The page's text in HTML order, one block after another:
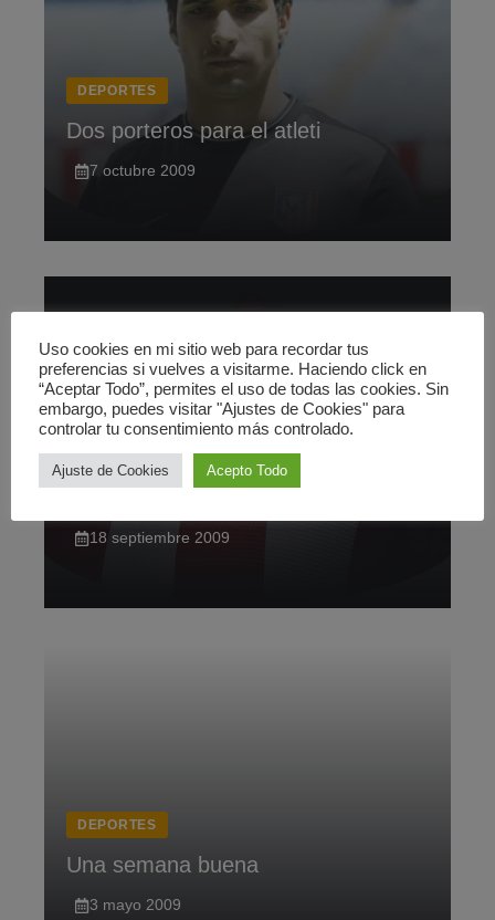
DEPORTES
Dos porteros para el atleti
7 octubre 2009
DEPORTES
18 septiembre 2009
DEPORTES
Una semana buena
3 mayo 2009
Uso cookies en mi sitio web para recordar tus
preferencias si vuelves a visitarme. Haciendo click en
“Aceptar Todo”, permites el uso de todas las cookies. Sin
embargo, puedes visitar "Ajustes de Cookies" para
controlar tu consentimiento más controlado.
Ajuste de Cookies Acepto Todo